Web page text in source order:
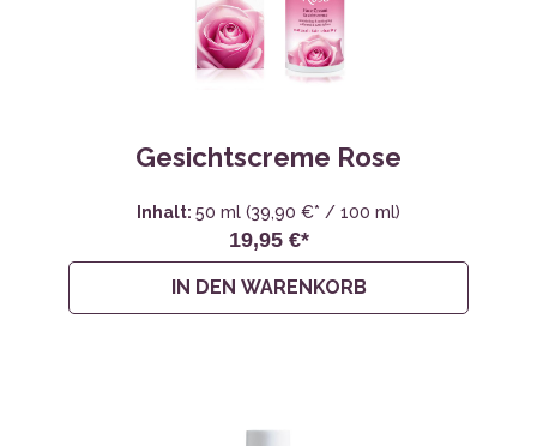
Gesichtscreme Rose
Inhalt: 50 ml (39,90 €* / 100 ml)
19,95 €*
IN DEN WARENKORB